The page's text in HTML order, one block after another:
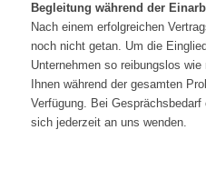
Begleitung während der
Nach einem erfolgreichen
noch nicht getan. Um die
Unternehmen so reibungslos
Ihnen während der gesamten
Verfügung. Bei
sich jederzeit an uns wenden.